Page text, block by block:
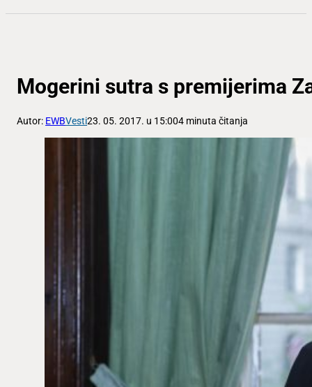
Mogerini sutra s premijerima
Autor: EWBVesti23. 05. 2017. u 15:004 minuta čitanja